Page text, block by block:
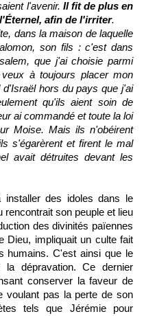
l'avenir. Il fit de plus en
afin de l'irriter.
dans la maison de laquelle
son fils : c'est dans
que j'ai choisie parmi
à toujours placer mon
hors du pays que j'ai
qu'ils aient soin de
ai commandé et toute la loi
Moise. Mais ils n'obéirent
s'égarèrent et firent le mal
avait détruites devant les
installer des idoles dans le
rencontrait son peuple et lieu
des divinités païennes
Dieu, impliquait un culte fait
humains. C'est ainsi que le
dépravation. Ce dernier
conserver la faveur de
voulant pas la perte de son
tels que Jérémie pour